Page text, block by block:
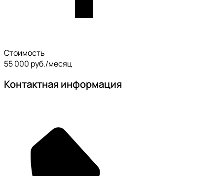
Стоимость
55 000 руб./месяц
Контактная информация